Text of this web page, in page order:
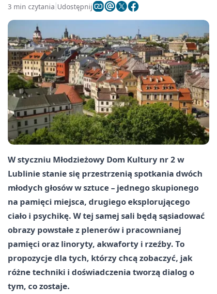
3 min czytania Udostępnij
W styczniu Młodzieżowy Dom Kultury nr 2 w
Lublinie stanie się przestrzenią spotkania dwóch
młodych głosów w sztuce – jednego skupionego
na pamięci miejsca, drugiego eksplorującego
ciało i psychikę. W tej samej sali będą sąsiadować
obrazy powstałe z plenerów i pracownianej
pamięci oraz linoryty, akwaforty i rzeźby. To
propozycje dla tych, którzy chcą zobaczyć, jak
różne techniki i doświadczenia tworzą dialog o
tym, co zostaje.